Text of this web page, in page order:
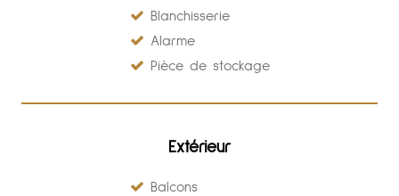
Blanchisserie
Alarme
Pièce de stockage
Extérieur
Balcons